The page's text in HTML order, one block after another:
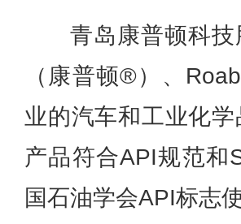
青岛康普顿科
（康普顿®）、
业的汽车和工业化
产品符合API规范和
国石油学会API标志